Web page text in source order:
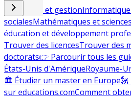
Commerce et gestion
socialesMathématiques et
éducation et développement
Trouver des licencesTrouver des
doctorats👉 Parcourir tous les
États-Unis d'AmériqueRoyaume-
🏛 Étudier un master en Europe🗽
sur educations.comComment